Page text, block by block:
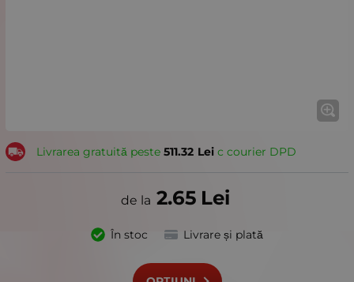
Livrarea gratuită peste 511.32 Leiс courier DPD
2.65 Lei
În stoc Livrare și plată